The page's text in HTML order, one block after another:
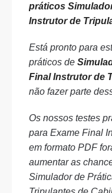
práticos
Instrutor de
Está pronto para
práticos de
Final Instrutor de
não fazer parte
Os nossos testes
para Exame Final
em formato PDF
aumentar as
Simulador de